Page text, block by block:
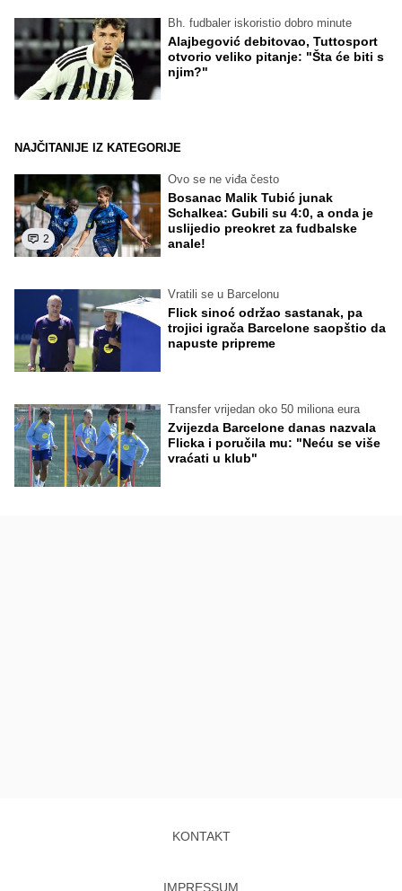
Bh. fudbaler iskoristio dobro minute
Alajbegović debitovao, Tuttosport
otvorio veliko pitanje: "Šta će biti s
njim?"
NAJČITANIJE IZ KATEGORIJE
2
Ovo se ne viđa često
Bosanac Malik Tubić junak
Schalkea: Gubili su 4:0, a onda je
uslijedio preokret za fudbalske
anale!
Vratili se u Barcelonu
Flick sinoć održao sastanak, pa
trojici igrača Barcelone saopštio da
napuste pripreme
Transfer vrijedan oko 50 miliona eura
Zvijezda Barcelone danas nazvala
Flicka i poručila mu: "Neću se više
vraćati u klub"
KONTAKT
IMPRESSUM